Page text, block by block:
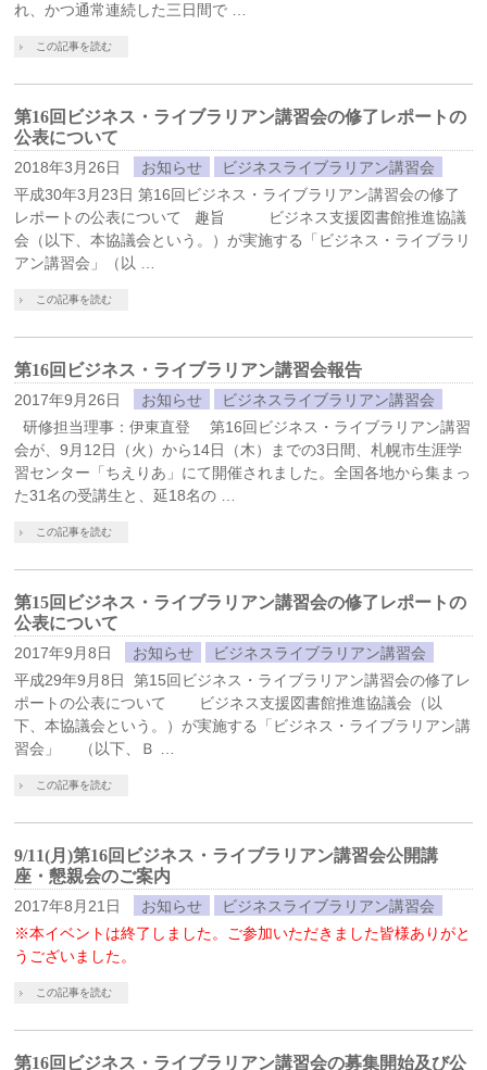
れ、かつ通常連続した三日間で …
この記事を読む
第16回ビジネス・ライブラリアン講習会の修了レポートの
公表について
2018年3月26日 お知らせ
ビジネスライブラリアン講習会
平成30年3月23日 第16回ビジネス・ライブラリアン講習会の修了
レポートの公表について 趣旨 ビジネス支援図書館推進協議
会（以下、本協議会という。）が実施する「ビジネス・ライブラリ
アン講習会」（以 …
この記事を読む
第16回ビジネス・ライブラリアン講習会報告
2017年9月26日 お知らせ
ビジネスライブラリアン講習会
研修担当理事：伊東直登 第16回ビジネス・ライブラリアン講習
会が、9月12日（火）から14日（木）までの3日間、札幌市生涯学
習センター「ちえりあ」にて開催されました。全国各地から集まっ
た31名の受講生と、延18名の …
この記事を読む
第15回ビジネス・ライブラリアン講習会の修了レポートの
公表について
2017年9月8日 お知らせ
ビジネスライブラリアン講習会
平成29年9月8日 第15回ビジネス・ライブラリアン講習会の修了レ
ポートの公表について ビジネス支援図書館推進協議会（以
下、本協議会という。）が実施する「ビジネス・ライブラリアン講
習会」 （以下、Ｂ …
この記事を読む
9/11(月)第16回ビジネス・ライブラリアン講習会公開講
座・懇親会のご案内
2017年8月21日 お知らせ
ビジネスライブラリアン講習会
※本イベントは終了しました。ご参加いただきました皆様ありがと
うございました。
この記事を読む
第16回ビジネス・ライブラリアン講習会の募集開始及び公